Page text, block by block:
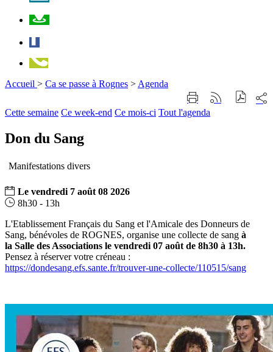
Accueil > Ca se passe à Rognes > Agenda
Imprimer
cette
page
Générer
flux
sur
Cette semaine Ce week-end Ce mois-ci Tout l'agenda
Don du Sang
Manifestations divers
Le vendredi 7 août 08 2026
8h30 - 13h
L'Etablissement Français du Sang et l'Amicale des Donneurs de
Sang, bénévoles de ROGNES, organise une collecte de sang à
la Salle des Associations le vendredi 07 août de 8h30 à 13h.
Pensez à réserver votre créneau :
https://dondesang.efs.sante.fr/trouver-une-collecte/110515/sang